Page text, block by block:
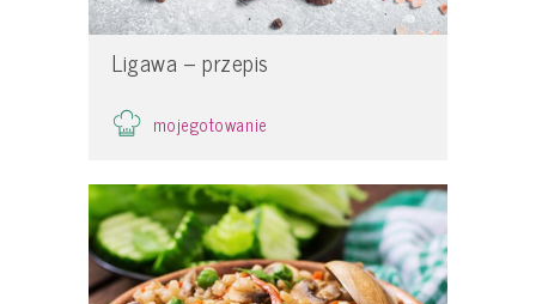
Ligawa – przepis
mojegotowanie